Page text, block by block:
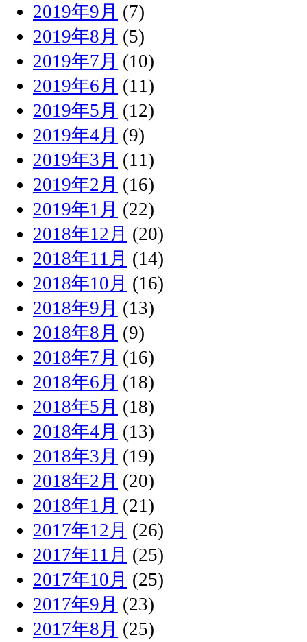
2019年9月 (7)
2019年8月 (5)
2019年7月 (10)
2019年6月 (11)
2019年5月 (12)
2019年4月 (9)
2019年3月 (11)
2019年2月 (16)
2019年1月 (22)
2018年12月 (20)
2018年11月 (14)
2018年10月 (16)
2018年9月 (13)
2018年8月 (9)
2018年7月 (16)
2018年6月 (18)
2018年5月 (18)
2018年4月 (13)
2018年3月 (19)
2018年2月 (20)
2018年1月 (21)
2017年12月 (26)
2017年11月 (25)
2017年10月 (25)
2017年9月 (23)
2017年8月 (25)